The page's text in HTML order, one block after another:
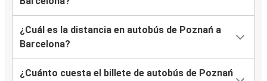
¿Cuál es la distancia en autobús de Poznań a
Barcelona?
¿Cuánto cuesta el billete de autobús de Poznań